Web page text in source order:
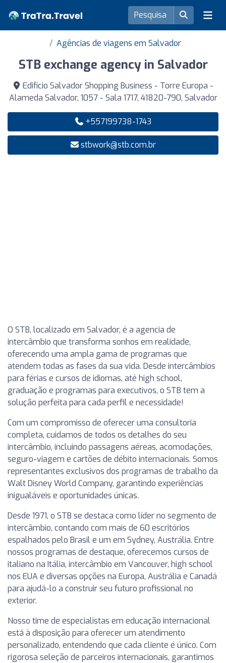
Agências de viagens em Salvador
STB exchange agency in Salvador
Edifício Salvador Shopping Business - Torre Europa -
Alameda Salvador, 1057 - Sala 1717, 41820-790, Salvador
+557199738-1743
stbwork@stb.com.br
O STB, localizado em Salvador, é a agencia de
intercâmbio que transforma sonhos em realidade,
oferecendo uma ampla gama de programas que
atendem todas as fases da sua vida. Desde intercâmbios
para férias e cursos de idiomas, até high school,
graduação e programas para executivos, o STB tem a
solução perfeita para cada perfil e necessidade!
Com um compromisso de oferecer uma consultoria
completa, cuidamos de todos os detalhes do seu
intercâmbio, incluindo passagens aéreas, acomodações,
seguro-viagem e cartões de débito internacionais. Somos
representantes exclusivos dos programas de trabalho da
Walt Disney World Company, garantindo experiências
inigualáveis e oportunidades únicas.
Desde 1971, o STB se destaca como líder no segmento de
intercâmbio, contando com mais de 60 escritórios
espalhados pelo Brasil e um em Sydney, Austrália. Entre
nossos programas de destaque, oferecemos cursos de
italiano na Itália, intercâmbio em Vancouver, high school
nos EUA e diversas opções na Europa, Austrália e Canadá
para ajudá-lo a construir seu futuro profissional no
exterior.
Nosso time de especialistas em educação internacional
está à disposição para oferecer um atendimento
personalizado, entendendo que cada cliente é único. Com
rigorosa seleção de parceiros internacionais, garantimos